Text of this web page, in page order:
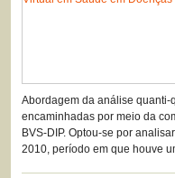
Abordagem da análise
encaminhadas por meio da
BVS-DIP. Optou-se por
2010, período em que houve